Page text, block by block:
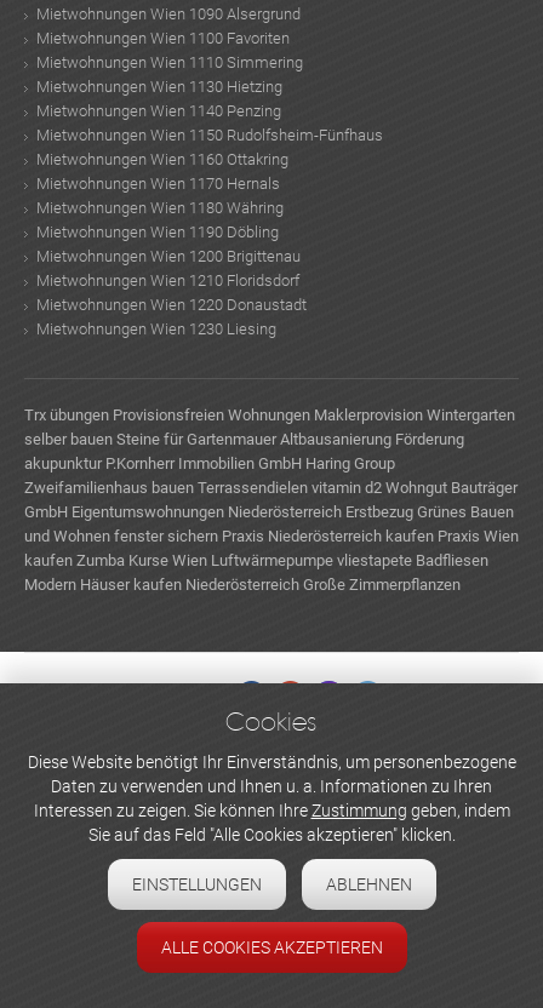
Mietwohnungen Wien 1090 Alsergrund
Mietwohnungen Wien 1100 Favoriten
Mietwohnungen Wien 1110 Simmering
Mietwohnungen Wien 1130 Hietzing
Mietwohnungen Wien 1140 Penzing
Mietwohnungen Wien 1150 Rudolfsheim-Fünfhaus
Mietwohnungen Wien 1160 Ottakring
Mietwohnungen Wien 1170 Hernals
Mietwohnungen Wien 1180 Währing
Mietwohnungen Wien 1190 Döbling
Mietwohnungen Wien 1200 Brigittenau
Mietwohnungen Wien 1210 Floridsdorf
Mietwohnungen Wien 1220 Donaustadt
Mietwohnungen Wien 1230 Liesing
Trx übungen Provisionsfreien Wohnungen Maklerprovision Wintergarten
selber bauen Steine für Gartenmauer Altbausanierung Förderung
akupunktur P.Kornherr Immobilien GmbH Haring Group
Zweifamilienhaus bauen Terrassendielen vitamin d2 Wohngut Bauträger
GmbH Eigentumswohnungen Niederösterreich Erstbezug Grünes Bauen
und Wohnen fenster sichern Praxis Niederösterreich kaufen Praxis Wien
kaufen Zumba Kurse Wien Luftwärmepumpe vliestapete Badfliesen
Modern Häuser kaufen Niederösterreich Große Zimmerpflanzen
WERBEN UND INSERIEREN
Newsletter abonnieren
Datenschutzerklärung
Cookie-Einstellungen
Cookies
Diese Website benötigt Ihr Einverständnis, um personenbezogene
Daten zu verwenden und Ihnen u. a. Informationen zu Ihren
Interessen zu zeigen. Sie können IhreZustimmung geben, indem
Sie auf das Feld "Alle Cookies akzeptieren" klicken.
EINSTELLUNGEN ABLEHNEN
ALLE COOKIES AKZEPTIEREN